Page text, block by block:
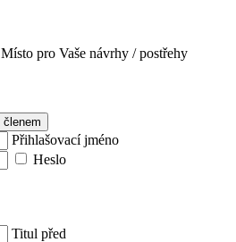
Místo pro Vaše návrhy / postřehy
Přihlašovací jméno
Heslo
Titul před